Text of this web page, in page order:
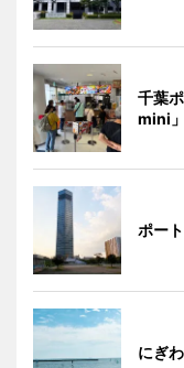
千葉
mini
ポー
にぎ